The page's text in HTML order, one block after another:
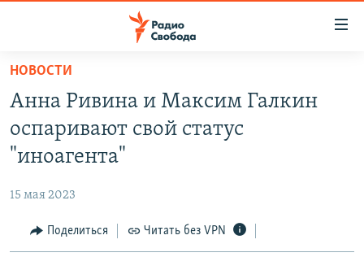
упрощенного
доступа
основному
Вернутся
АВТОРСКИЕ ПРОЕКТЫ
МНЕНИЯ
КУЛЬТУРА
НОВОСТИ
Анна Ривина и Максим Галкин
оспаривают свой статус
"иноагента"
15 мая 2023
Поделиться Читать без VPN